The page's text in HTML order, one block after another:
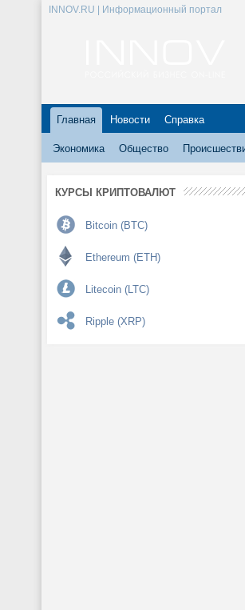
INNOV.RU | Информационный портал
Главная Новости Справка
Экономика Общество
КУРСЫ КРИПТОВАЛЮТ
Bitcoin (BTC)
Ethereum (ETH)
Litecoin (LTC)
Ripple (XRP)